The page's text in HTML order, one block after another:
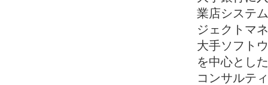
業店システ
ジェクトマ
大手ソフト
を中心とし
コンサルテ